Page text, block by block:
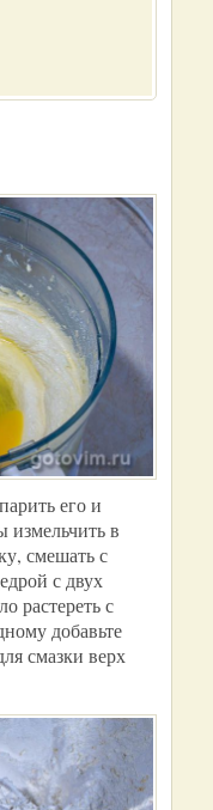
его и
измельчить в
смешать с
с двух
растереть с
добавьте
смазки верх